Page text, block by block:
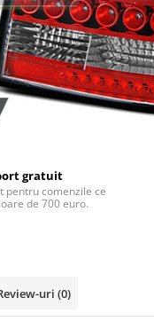
gratuit
pentru comenzile ce
de 700 euro.
uri (0)